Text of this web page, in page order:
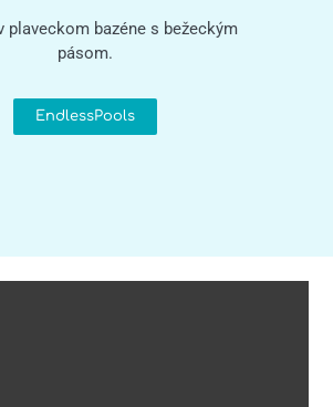
plaveckom bazéne s bežeckým
pásom.
EndlessPools